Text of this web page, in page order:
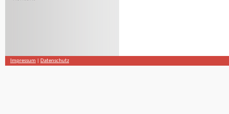
Impressum Datenschutz